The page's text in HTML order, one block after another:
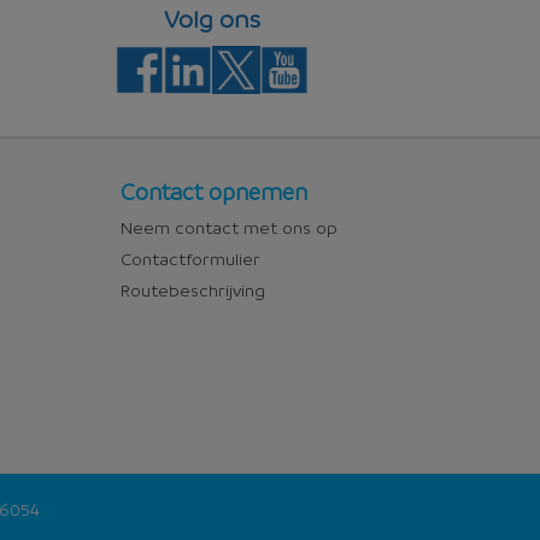
Volg ons
Contact
Contact opnemen
Neem contact met ons op
Contactformulier
Routebeschrijving